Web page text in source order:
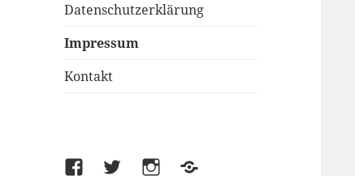
Datenschutzerklärung
Impressum
Kontakt
FacebookTwitterInstagram
Xing